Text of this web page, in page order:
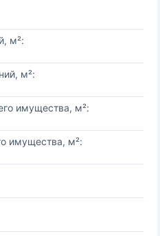
м²:
м²:
имущества, м²:
имущества, м²: